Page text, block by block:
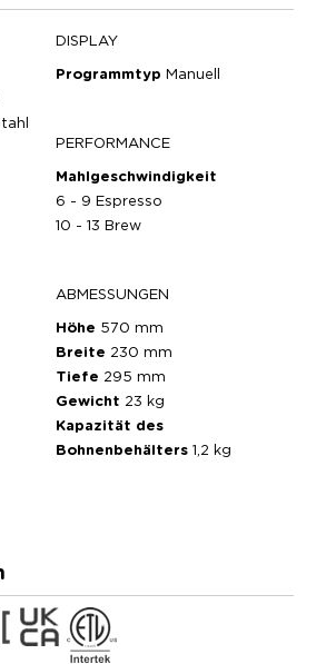
DISPLAY
Programmtyp Manuell
PERFORMANCE
Mahlgeschwindigkeit
6 - 9 Espresso
10 - 13 Brew
ABMESSUNGEN
Höhe 570 mm
Breite 230 mm
Tiefe 295 mm
Gewicht 23 kg
Kapazität des
Bohnenbehälters 1,2 kg